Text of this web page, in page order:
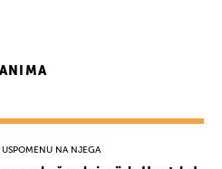
USPOMENU NA NJEGA